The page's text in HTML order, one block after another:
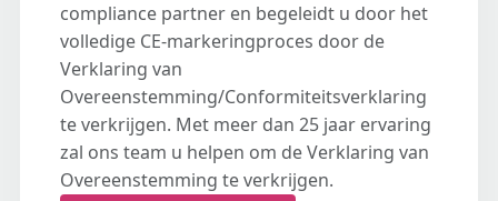
compliance partner en begeleidt u door het
volledige CE-markeringproces door de
Verklaring van
Overeenstemming/Conformiteitsverklaring
te verkrijgen. Met meer dan 25 jaar ervaring
zal ons team u helpen om de Verklaring van
Overeenstemming te verkrijgen.